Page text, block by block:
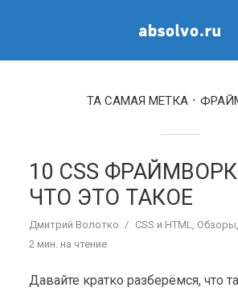
ТА САМАЯ МЕТКА
10 CSS
ЧТО ЭТО ТАКОЕ
Дмитрий Волотко CSS и HTML, Обзоры,
2 мин. на чтение
Давайте кратко разберёмся, что